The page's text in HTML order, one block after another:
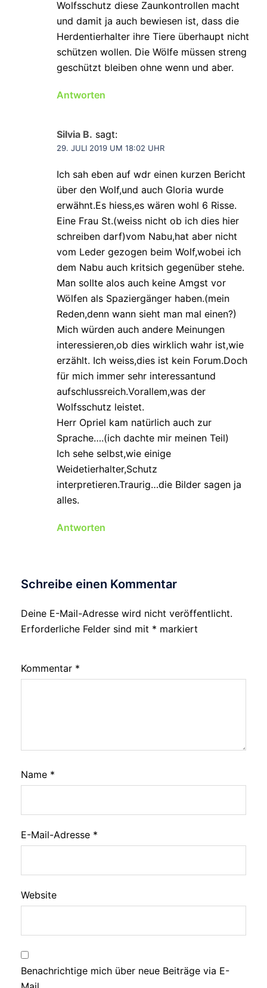
Wolfsschutz diese Zaunkontrollen macht
und damit ja auch bewiesen ist, dass die
Herdentierhalter ihre Tiere überhaupt nicht
schützen wollen. Die Wölfe müssen streng
geschützt bleiben ohne wenn und aber.
Antworten
Silvia B. sagt:
29. JULI 2019 UM 18:02 UHR
Ich sah eben auf wdr einen kurzen Bericht
über den Wolf,und auch Gloria wurde
erwähnt.Es hiess,es wären wohl 6 Risse.
Eine Frau St.(weiss nicht ob ich dies hier
schreiben darf)vom Nabu,hat aber nicht
vom Leder gezogen beim Wolf,wobei ich
dem Nabu auch kritsich gegenüber stehe.
Man sollte alos auch keine Amgst vor
Wölfen als Spaziergänger haben.(mein
Reden,denn wann sieht man mal einen?)
Mich würden auch andere Meinungen
interessieren,ob dies wirklich wahr ist,wie
erzählt. Ich weiss,dies ist kein Forum.Doch
für mich immer sehr interessantund
aufschlussreich.Vorallem,was der
Wolfsschutz leistet.
Herr Opriel kam natürlich auch zur
Sprache….(ich dachte mir meinen Teil)
Ich sehe selbst,wie einige
Weidetierhalter,Schutz
interpretieren.Traurig…die Bilder sagen ja
alles.
Antworten
Schreibe einen Kommentar
Deine E-Mail-Adresse wird nicht veröffentlicht.
Erforderliche Felder sind mit * markiert
Kommentar *
Name *
E-Mail-Adresse *
Website
Benachrichtige mich über neue Beiträge via E-